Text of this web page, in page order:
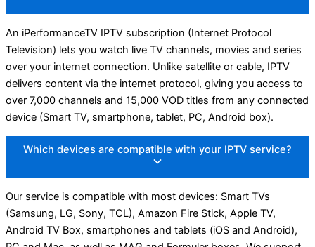
An iPerformanceTV IPTV subscription (Internet Protocol
Television) lets you watch live TV channels, movies and series
over your internet connection. Unlike satellite or cable, IPTV
delivers content via the internet protocol, giving you access to
over 7,000 channels and 15,000 VOD titles from any connected
device (Smart TV, smartphone, tablet, PC, Android box).
Which devices are compatible with your IPTV service?
Our service is compatible with most devices: Smart TVs
(Samsung, LG, Sony, TCL), Amazon Fire Stick, Apple TV,
Android TV Box, smartphones and tablets (iOS and Android),